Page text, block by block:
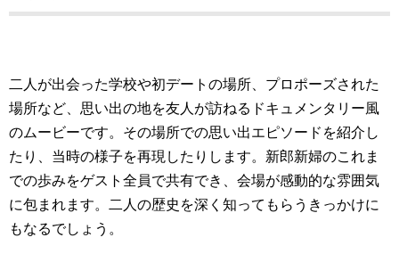
二人が出会った学校や初デートの場所、プロポーズされた
場所など、思い出の地を友人が訪ねるドキュメンタリー風
のムービーです。その場所での思い出エピソードを紹介し
たり、当時の様子を再現したりします。新郎新婦のこれま
での歩みをゲスト全員で共有でき、会場が感動的な雰囲気
に包まれます。二人の歴史を深く知ってもらうきっかけに
もなるでしょう。